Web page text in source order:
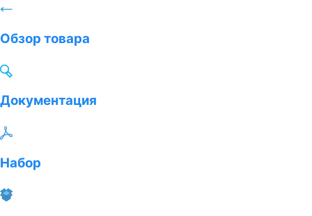
Обзор товара
Документация
Набор